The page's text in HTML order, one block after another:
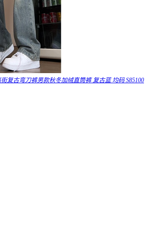
复古弯刀裤男款秋冬加绒直筒裤 复古蓝 均码 S85100